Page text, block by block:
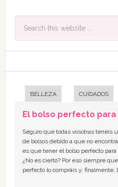
BELLEZA CUIDADOS
El bolso perfecto para
Seguro que todas vosotras tenéis
de bolsos debido a que no
es que tener el bolso perfecto para
¿No es cierto? Por eso siempre
perfecto lo compráis y, finalmente,